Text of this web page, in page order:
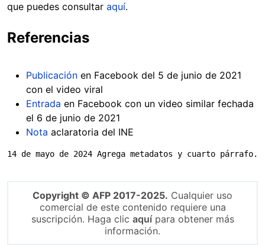
que puedes consultar aquí.
Referencias
Publicación en Facebook del 5 de junio de 2021
con el video viral
Entrada en Facebook con un video similar fechada
el 6 de junio de 2021
Nota aclaratoria del INE
14 de mayo de 2024 Agrega metadatos y cuarto párrafo.
Copyright © AFP 2017-2025. Cualquier uso
comercial de este contenido requiere una
suscripción. Haga clic aquípara obtener más
información.